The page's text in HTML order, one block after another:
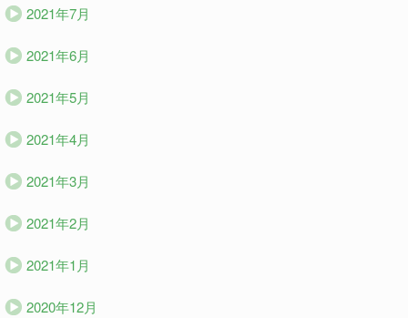
2021年7月
2021年6月
2021年5月
2021年4月
2021年3月
2021年2月
2021年1月
2020年12月